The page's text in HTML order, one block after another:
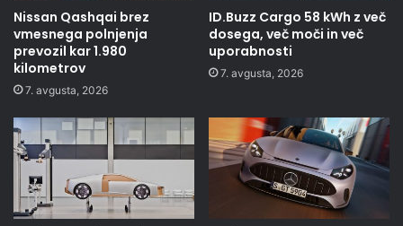
Nissan Qashqai brez
vmesnega polnjenja
prevozil kar 1.980
kilometrov
7. avgusta, 2026
ID.Buzz Cargo 58 kWh z več
dosega, več moči in več
uporabnosti
7. avgusta, 2026